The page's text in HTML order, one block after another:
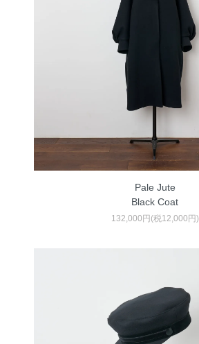
Pale Jute
Black Coat
132,000円(税12,000円)